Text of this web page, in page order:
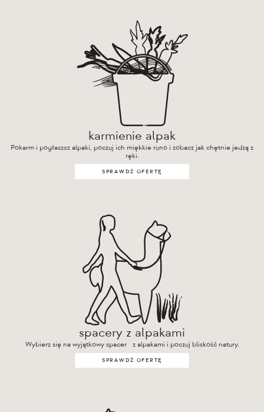
karmienie alpak
Pokarm i pogłaszcz alpaki, poczuj ich miękkie runo i zobacz jak chętnie jedzą z
ręki.
SPRAWDŹ OFERTĘ
spacery z alpakami
Wybierz się na wyjątkowy spacer z alpakami i poczuj bliskość natury.
SPRAWDŹ OFERTĘ